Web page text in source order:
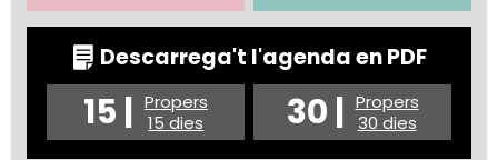
Descarrega't l'agenda en PDF
15 | Propers
15 dies
30 | Propers
30 dies